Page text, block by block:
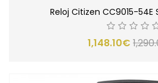
Reloj Citizen CC9015-54E
1,148.10€